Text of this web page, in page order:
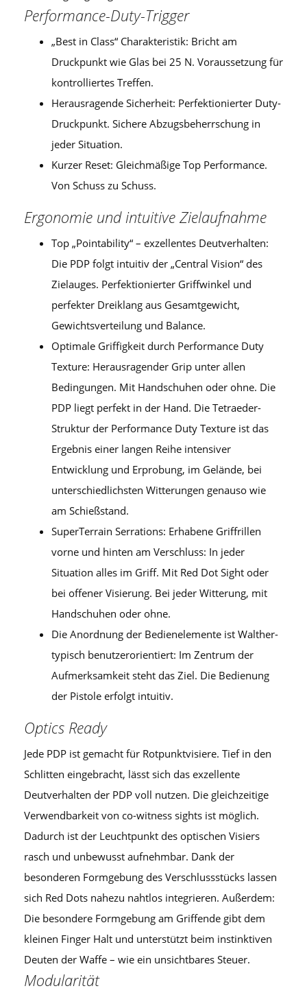
Performance-Duty-Trigger
„Best in Class“ Charakteristik: Bricht am
Druckpunkt wie Glas bei 25 N. Voraussetzung für
kontrolliertes Treffen.
Herausragende Sicherheit: Perfektionierter Duty-
Druckpunkt. Sichere Abzugsbeherrschung in
jeder Situation.
Kurzer Reset: Gleichmäßige Top Performance.
Von Schuss zu Schuss.
Ergonomie und intuitive Zielaufnahme
Top „Pointability“ – exzellentes Deutverhalten:
Die PDP folgt intuitiv der „Central Vision“ des
Zielauges. Perfektionierter Griffwinkel und
perfekter Dreiklang aus Gesamtgewicht,
Gewichtsverteilung und Balance.
Optimale Griffigkeit durch Performance Duty
Texture: Herausragender Grip unter allen
Bedingungen. Mit Handschuhen oder ohne. Die
PDP liegt perfekt in der Hand. Die Tetraeder-
Struktur der Performance Duty Texture ist das
Ergebnis einer langen Reihe intensiver
Entwicklung und Erprobung, im Gelände, bei
unterschiedlichsten Witterungen genauso wie
am Schießstand.
SuperTerrain Serrations: Erhabene Griffrillen
vorne und hinten am Verschluss: In jeder
Situation alles im Griff. Mit Red Dot Sight oder
bei offener Visierung. Bei jeder Witterung, mit
Handschuhen oder ohne.
Die Anordnung der Bedienelemente ist Walther-
typisch benutzerorientiert: Im Zentrum der
Aufmerksamkeit steht das Ziel. Die Bedienung
der Pistole erfolgt intuitiv.
Optics Ready
Jede PDP ist gemacht für Rotpunktvisiere. Tief in den
Schlitten eingebracht, lässt sich das exzellente
Deutverhalten der PDP voll nutzen. Die gleichzeitige
Verwendbarkeit von co-witness sights ist möglich.
Dadurch ist der Leuchtpunkt des optischen Visiers
rasch und unbewusst aufnehmbar. Dank der
besonderen Formgebung des Verschlussstücks lassen
sich Red Dots nahezu nahtlos integrieren. Außerdem:
Die besondere Formgebung am Griffende gibt dem
kleinen Finger Halt und unterstützt beim instinktiven
Deuten der Waffe – wie ein unsichtbares Steuer.
Modularität